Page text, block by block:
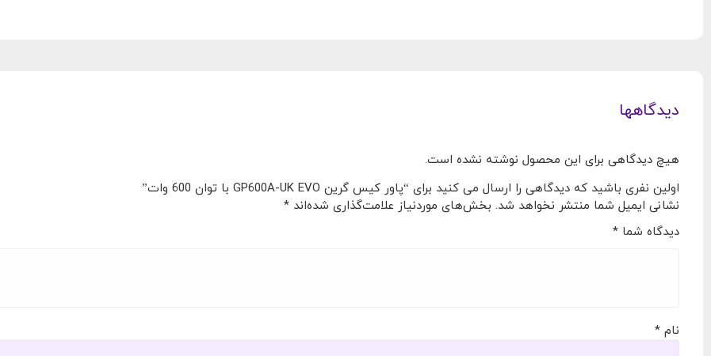
دیدگاهها
هیچ دیدگاهی برای این محصول نوشته نشده است.
اولین نفری باشید که دیدگاهی را ارسال می کنید برای “پاور کیس گرین GP600A-UK EVO با توان 600 وات”
نشانی ایمیل شما منتشر نخواهد شد. بخش‌های موردنیاز علامت‌گذاری شده‌اند *
دیدگاه شما *
نام *